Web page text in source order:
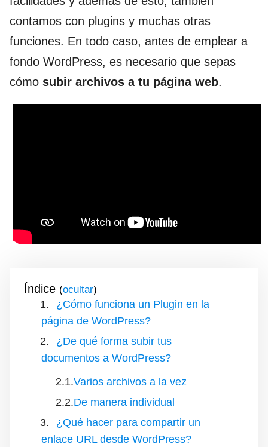
contamos con plugins y muchas otras
funciones. En todo caso, antes de emplear a
fondo WordPress, es necesario que sepas
cómo subir archivos a tu página web.
Índice ( )
¿Cómo funciona un Plugin en la
página de WordPress?
¿De qué forma subir tus
documentos a WordPress?
Varios archivos a la vez
De manera individual
¿Qué hacer para compartir un
enlace URL desde WordPress?